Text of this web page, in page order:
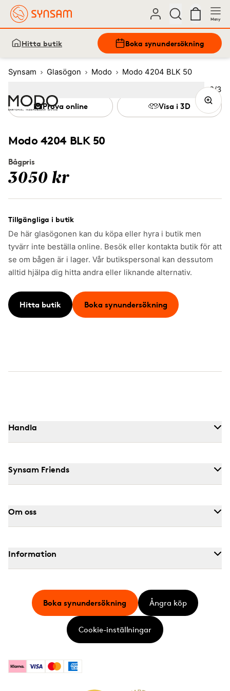
Meny
Hitta butik Boka synundersökning
Synsam Glasögon Modo Modo 4204 BLK 50
Modo 4204 BLK 50
Bågpris
3050 kr
Tillgängliga i butik
De här glasögonen kan du köpa eller hyra i butik men
tyvärr inte beställa online. Besök eller kontakta butik för att
se om bågen är i lager. Vår butikspersonal kan dessutom
alltid hjälpa dig hitta andra eller liknande alternativ.
Hitta butik Boka synundersökning
Prova online Visa i 3D
Bild
2/3
Image 3
Handla
Synsam Friends
Om oss
Information
KlarnaVisa MastercardAmerican Express
Boka synundersökning Ångra köp
Cookie-inställningar